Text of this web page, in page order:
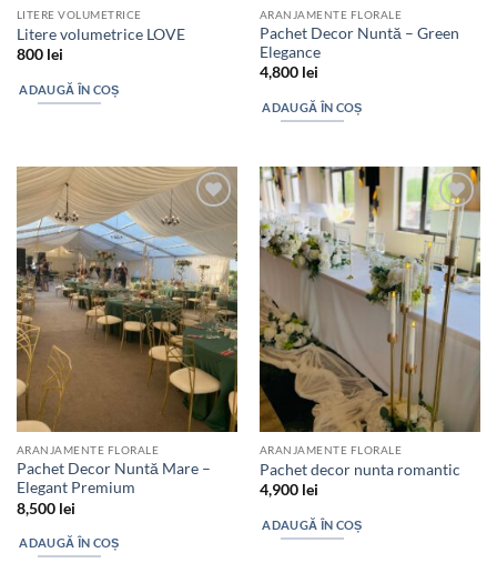
LITERE VOLUMETRICE
Litere volumetrice LOVE
800 lei
ADAUGĂ ÎN COȘ
ARANJAMENTE FLORALE
Pachet Decor Nuntă – Green
Elegance
4,800 lei
ADAUGĂ ÎN COȘ
wishlist
ARANJAMENTE FLORALE
Pachet Decor Nuntă Mare –
Elegant Premium
8,500 lei
ADAUGĂ ÎN COȘ
Add to
wishlist
ARANJAMENTE FLORALE
Pachet decor nunta romantic
4,900 lei
ADAUGĂ ÎN COȘ